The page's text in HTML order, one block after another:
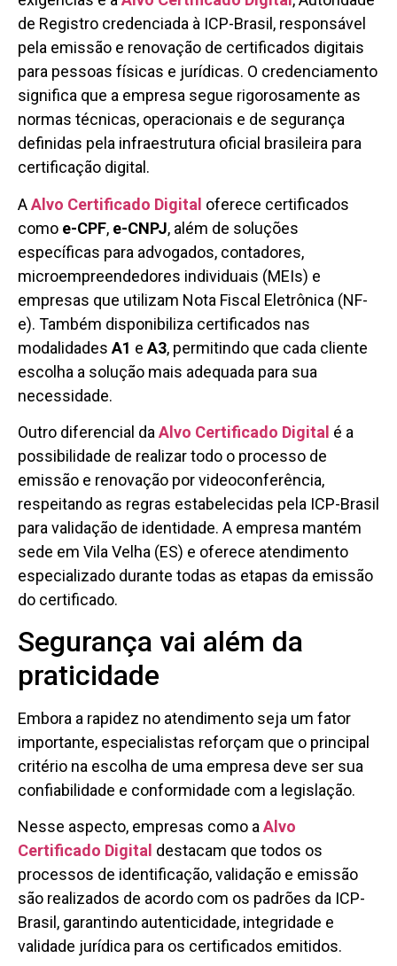
de Registro credenciada à ICP-Brasil, responsável
pela emissão e renovação de certificados digitais
para pessoas físicas e jurídicas. O credenciamento
significa que a empresa segue rigorosamente as
normas técnicas, operacionais e de segurança
definidas pela infraestrutura oficial brasileira para
certificação digital.
AAlvo Certificado Digital oferece certificados
como e-CPF, e-CNPJ, além de soluções
específicas para advogados, contadores,
microempreendedores individuais (MEIs) e
empresas que utilizam Nota Fiscal Eletrônica (NF-
e). Também disponibiliza certificados nas
modalidades A1 e A3, permitindo que cada cliente
escolha a solução mais adequada para sua
necessidade.
Outro diferencial da Alvo Certificado Digital é a
possibilidade de realizar todo o processo de
emissão e renovação por videoconferência,
respeitando as regras estabelecidas pela ICP-Brasil
para validação de identidade. A empresa mantém
sede em Vila Velha (ES) e oferece atendimento
especializado durante todas as etapas da emissão
do certificado.
Segurança vai além da
praticidade
Embora a rapidez no atendimento seja um fator
importante, especialistas reforçam que o principal
critério na escolha de uma empresa deve ser sua
confiabilidade e conformidade com a legislação.
Nesse aspecto, empresas como a Alvo
Certificado Digital destacam que todos os
processos de identificação, validação e emissão
são realizados de acordo com os padrões da ICP-
Brasil, garantindo autenticidade, integridade e
validade jurídica para os certificados emitidos.